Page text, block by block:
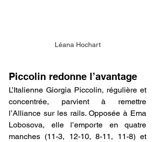
Léana Hochart
Piccolin redonne l’avantage
L’Italienne Giorgia Piccolin, régulière et
concentrée, parvient à remettre
l’Alliance sur les rails. Opposée à Ema
Lobosova, elle l’emporte en quatre
manches (11-3, 12-10, 8-11, 11-8) et